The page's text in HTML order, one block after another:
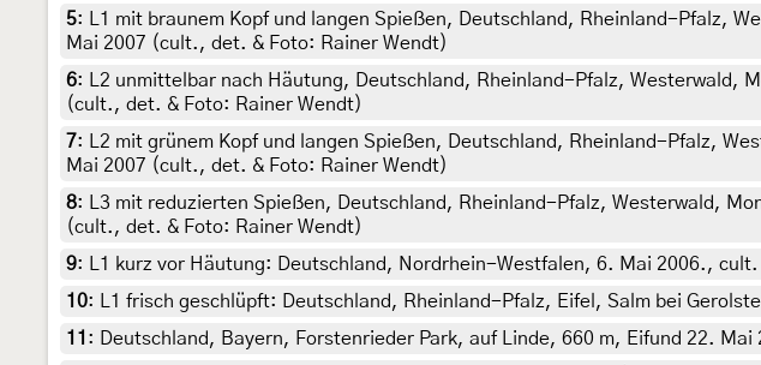
5: L1 mit braunem Kopf und langen Spießen, Deutschland, Rheinland-Pfalz,
Mai 2007 (cult., det. & Foto: Rainer Wendt)
6: L2 unmittelbar nach Häutung, Deutschland, Rheinland-Pfalz, Westerwald,
(cult., det. & Foto: Rainer Wendt)
7: L2 mit grünem Kopf und langen Spießen, Deutschland, Rheinland-Pfalz,
Mai 2007 (cult., det. & Foto: Rainer Wendt)
8: L3 mit reduzierten Spießen, Deutschland, Rheinland-Pfalz, Westerwald,
(cult., det. & Foto: Rainer Wendt)
9: L1 kurz vor Häutung: Deutschland, Nordrhein-Westfalen, 6. Mai 2006.,
10: L1 frisch geschlüpft: Deutschland, Rheinland-Pfalz, Eifel, Salm bei
11 : Deutschland, Bayern, Forstenrieder Park, auf Linde, 660 m, Eifund 22.